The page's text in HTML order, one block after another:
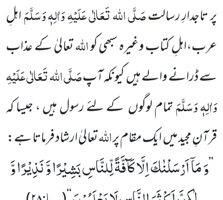
پر تاجدارِ رسالتصَلَّی اللہ تَعَالٰی عَلَیْہِ وَاٰلِہٖ وَسَلَّمَاہلِ
عرب،اہلِ کتاب وغیرہ سبھی کواللہتعالیٰ کے عذاب
سے ڈرانے والے ہیں کیونکہ آپصَلَّی اللہ تَعَالٰی عَلَیْہِ
وَاٰلِہٖ وَسَلَّمَتمام لوگوں کے لئے رسول ہیں ، جیسا کہ
قرآنِ مجید میں ایک مقام پراللہتعالیٰ ارشاد فرماتا ہے:
’’وَ مَاۤ اَرْسَلْنٰكَ اِلَّا كَآفَّةً لِّلنَّاسِ بَشِیْرًا وَّ نَذِیْرًا وَّ